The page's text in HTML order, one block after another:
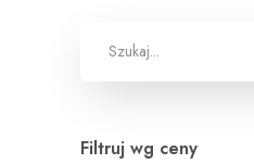
Filtruj wg ceny